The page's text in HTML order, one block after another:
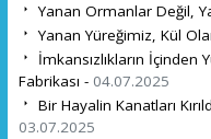
Yanan Ormanlar Değil,
Yanan Yüreğimiz, Kül
İmkansızlıkların
Fabrikası - 04.07.2025
Bir Hayalin Kanatları
03.07.2025